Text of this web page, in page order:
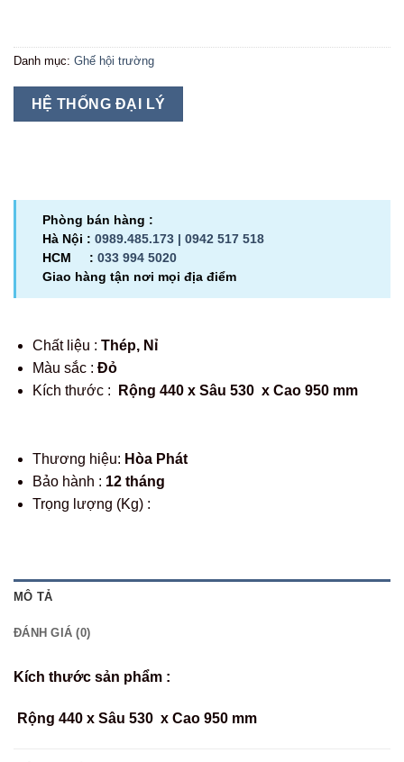
Danh mục: Ghế hội trường
HỆ THỐNG ĐẠI LÝ
Phòng bán hàng :
Hà Nội : 0989.485.173 | 0942 517 518
HCM : 033 994 5020
Giao hàng tận nơi mọi địa điểm
Chất liệu : Thép, Nỉ
Màu sắc : Đỏ
Kích thước :
Rộng 440 x Sâu 530 x Cao 950 mm
Thương hiệu: Hòa Phát
Bảo hành : 12 tháng
Trọng lượng (Kg) :
MÔ TẢ
ĐÁNH GIÁ (0)
Kích thước sản phẩm :
Rộng 440 x Sâu 530 x Cao 950 mm